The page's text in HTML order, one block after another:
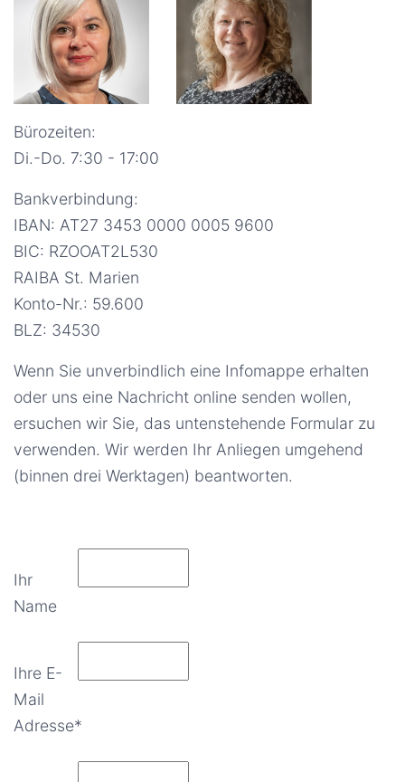
Bürozeiten:
Di.-Do. 7:30 - 17:00
Bankverbindung:
IBAN: AT27 3453 0000 0005 9600
BIC: RZOOAT2L530
RAIBA St. Marien
Konto-Nr.: 59.600
BLZ: 34530
Wenn Sie unverbindlich eine Infomappe erhalten
oder uns eine Nachricht online senden wollen,
ersuchen wir Sie, das untenstehende Formular zu
verwenden. Wir werden Ihr Anliegen umgehend
(binnen drei Werktagen) beantworten.
Ihr
Name
Ihre E-
Mail
Adresse*